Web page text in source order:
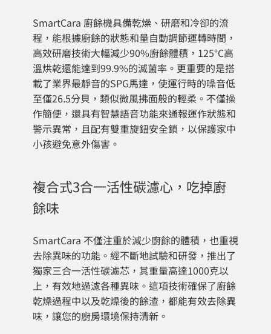
SmartCara 廚餘機具備乾燥、研磨和冷卻的流
程，能根據廚餘的狀態和量自動調節運轉時間，
高效研磨技術大幅減少90%廚餘體積，125°C高
溫烘乾還能達到99.9%的滅菌率。更重要的是搭
載了業界最靜音的SPG馬達，使運行時的噪音低
至僅26.5分貝，類似微風拂面般的輕柔。不僅操
作簡便，還具有智慧語音功能來通報運作狀態和
警示異常，且配有雙重旋鈕安全鎖，以保護家中
小孩避免意外傷害。
複合式3合一活性碳濾心，吃掉廚
餘味
SmartCara 不僅注重於減少廚餘的體積，也重視
去除異味的功能。經不斷地試驗和研發，推出了
獨家三合一活性碳濾芯，其重量高達1000克以
上，有效地過濾各種異味。這項技術確保了廚餘
乾燥過程中以及乾燥後的餘渣，都能有效去除異
味，讓您的廚房環境保持清新。